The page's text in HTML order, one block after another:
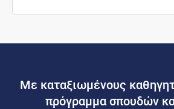
Με καταξιωμένους
πρόγραμμα σπουδών